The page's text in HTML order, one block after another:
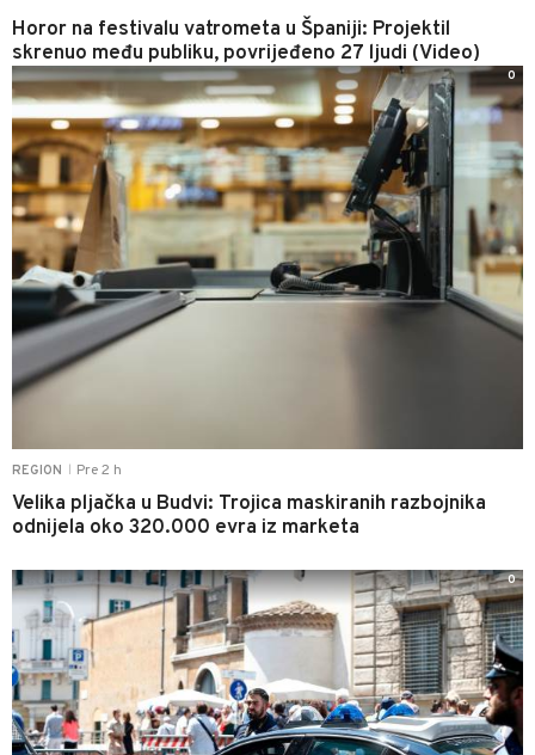
Horor na festivalu vatrometa u Španiji: Projektil
skrenuo među publiku, povrijeđeno 27 ljudi (Video)
REGION Pre 2 h
Velika pljačka u Budvi: Trojica maskiranih razbojnika
odnijela oko 320.000 evra iz marketa
0
0